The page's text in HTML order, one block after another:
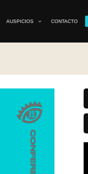
AUSPICIOS CONTACTO